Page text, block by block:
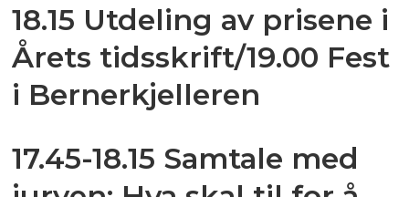
18.15 Utdeling av prisene i
Årets tidsskrift/19.00 Fest
i Bernerkjelleren
17.45-18.15 Samtale med